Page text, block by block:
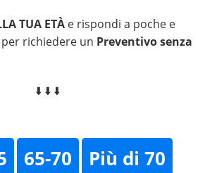
TUA ETÀ e rispondi a poche e
richiedere un Preventivo senza
⬇️ ⬇️ ⬇️
65-70
Più di 70